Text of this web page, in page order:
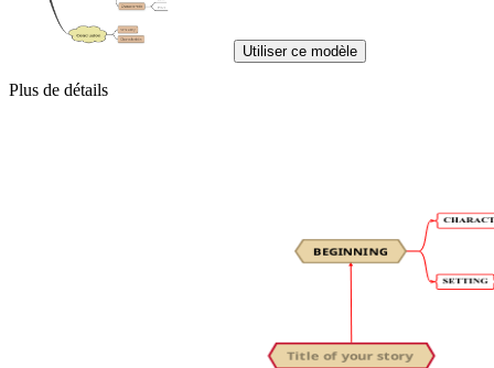
Utiliser ce modèle
Plus de détails